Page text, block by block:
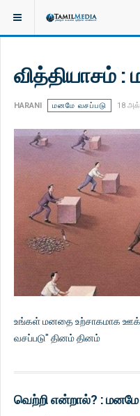
இருக்குமிடம்: ஆன்மீகம்
வித்தியாசம் :
HARANI மனமே வசப்படு 18
உங்கள் மனதை உற்சாகமாக
வசப்படு" தினம் தினம்
வெற்றி என்றால்? : மனமே